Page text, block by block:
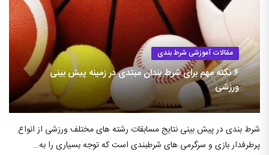
مقالات آموزشی شرط بندی
۶ نکته مهم برای شرط بندان مبتدی در زمینه پیش بینی
ورزشی
شرط بندی در پیش بینی نتایج مسابقات رشته های مختلف ورزشی از انواع
پرطرفدار بازی و سرگرمی های شرطبندی است که توجه بسیاری را به…